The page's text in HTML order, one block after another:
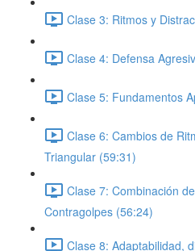
Clase 3: Ritmos y
Clase 4: Defensa
Clase 5: Fundamentos
Clase 6: Cambios de
Triangular (59:31)
Clase 7: Combinación
Contragolpes (56:24)
Clase 8: Adaptabilidad,